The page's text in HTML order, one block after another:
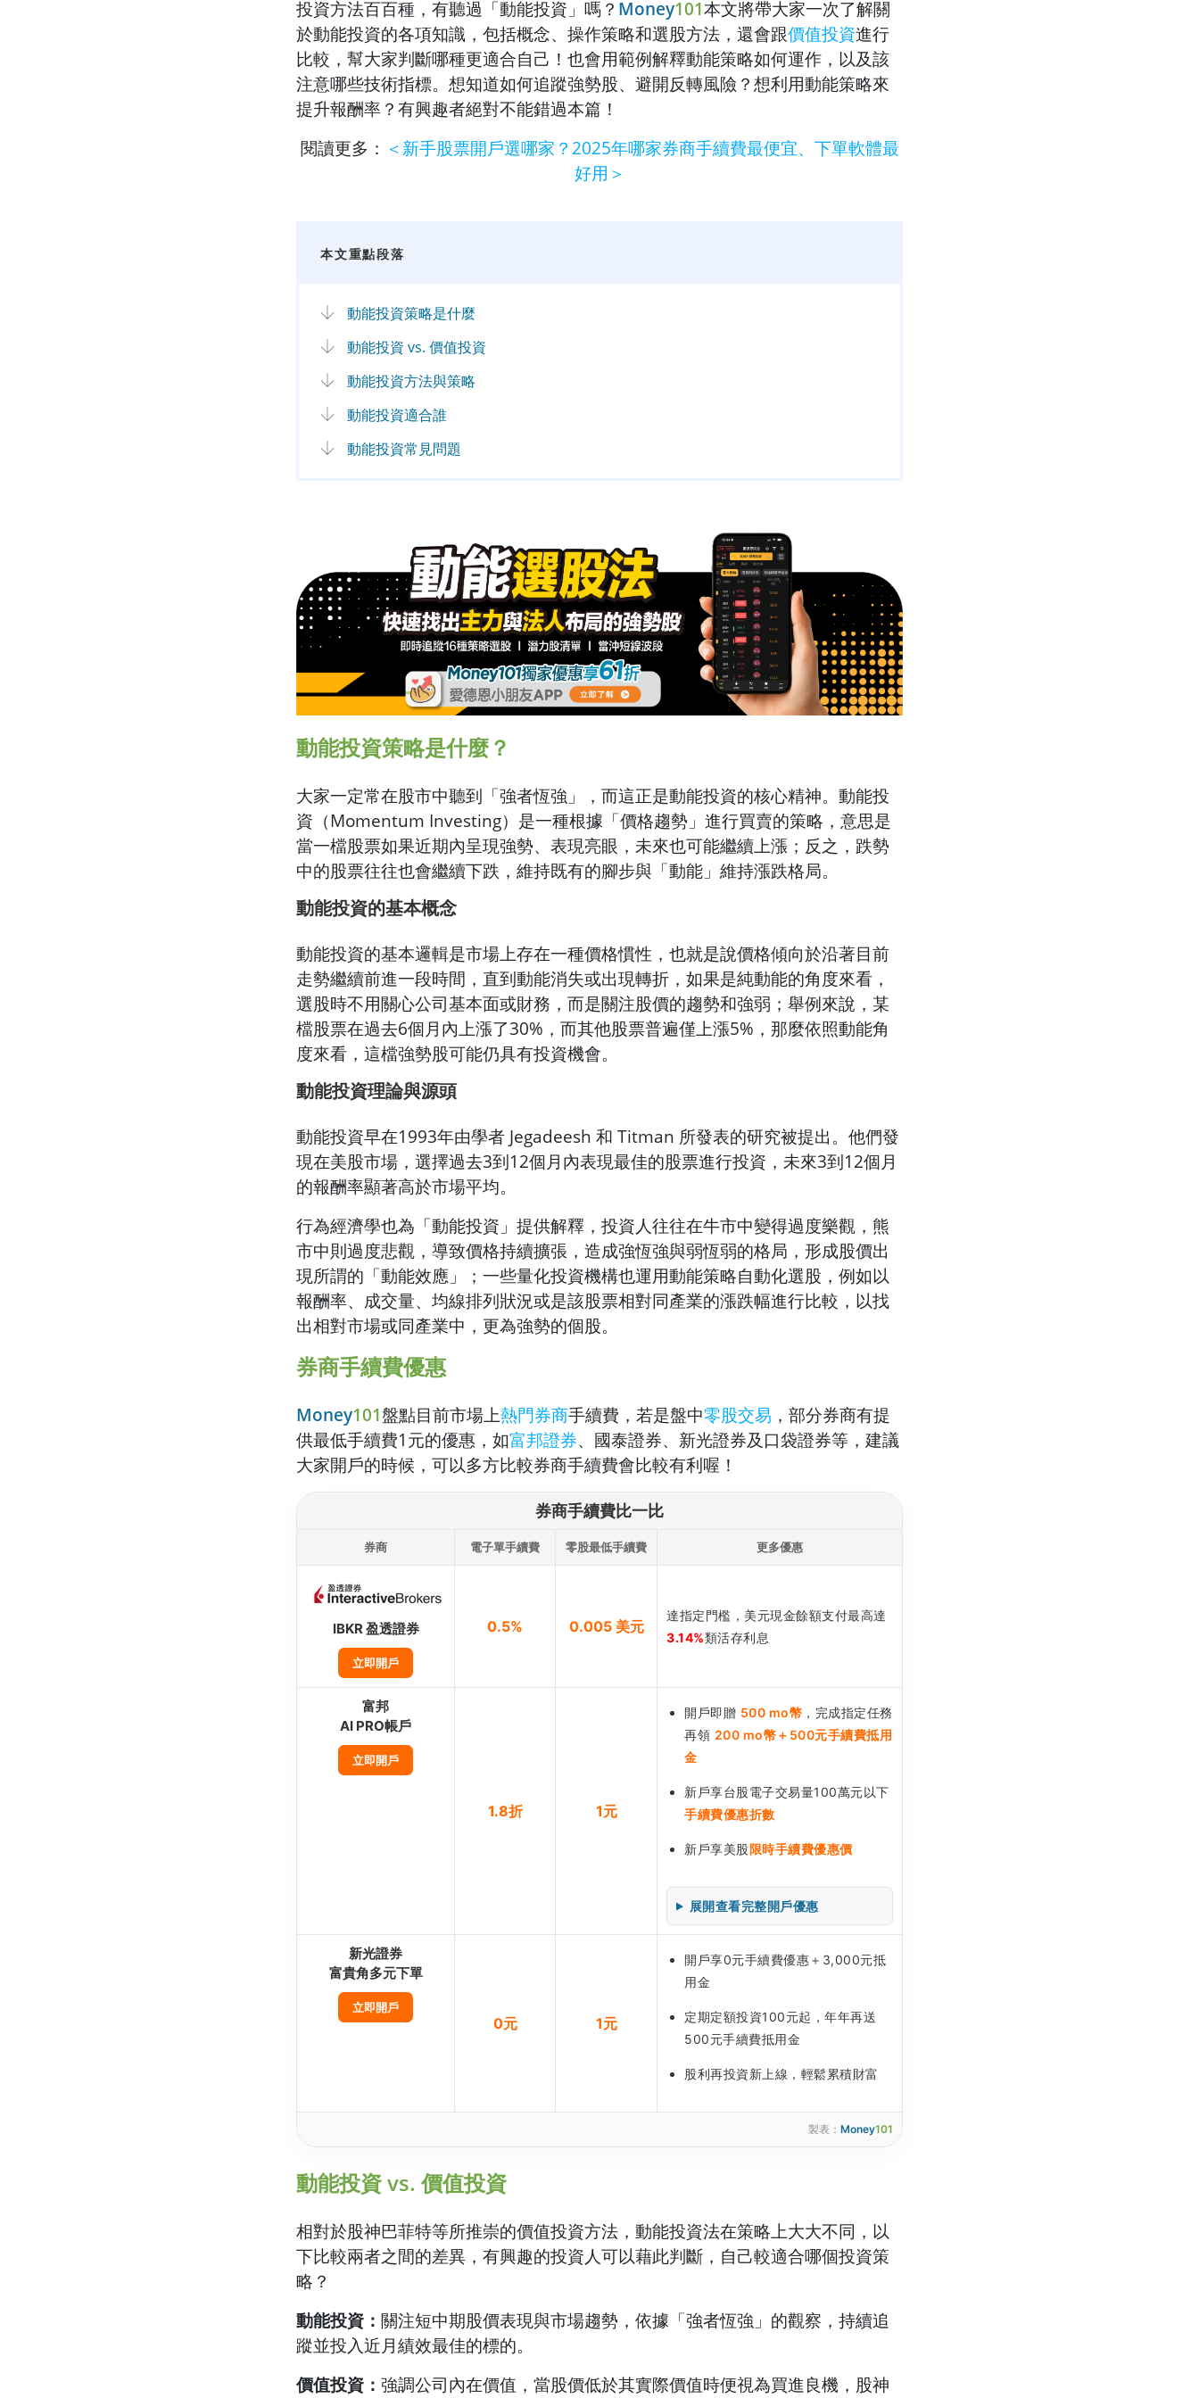
投資方法百百種，有聽過「動能投資」嗎？ Money101本文將帶大家一次了解關
於動能投資的各項知識，包括概念、操作策略和選股方法，還會跟價值投資進行
比較，幫大家判斷哪種更適合自己！也會用範例解釋動能策略如何運作，以及該
注意哪些技術指標。想知道如何追蹤強勢股、避開反轉風險？想利用動能策略來
提升報酬率？有興趣者絕對不能錯過本篇！
閱讀更多： ＜新手股票開戶選哪家？2025年哪家券商手續費最便宜、下單軟體最
好用＞
本文重點段落
動能投資策略是什麼
動能投資 vs. 價值投資
動能投資方法與策略
動能投資適合誰
動能投資常見問題
動能投資策略是什麼？
大家一定常在股市中聽到「強者恆強」，而這正是動能投資的核心精神。動能投
資（Momentum Investing）是一種根據「價格趨勢」進行買賣的策略，意思是
當一檔股票如果近期內呈現強勢、表現亮眼，未來也可能繼續上漲；反之，跌勢
中的股票往往也會繼續下跌，維持既有的腳步與「動能」維持漲跌格局。
動能投資的基本概念
動能投資的基本邏輯是市場上存在一種價格慣性，也就是說價格傾向於沿著目前
走勢繼續前進一段時間，直到動能消失或出現轉折，如果是純動能的角度來看，
選股時不用關心公司基本面或財務，而是關注股價的趨勢和強弱；舉例來說，某
檔股票在過去6個月內上漲了30%，而其他股票普遍僅上漲5%，那麼依照動能角
度來看，這檔強勢股可能仍具有投資機會。
動能投資理論與源頭
動能投資早在1993年由學者 Jegadeesh 和 Titman 所發表的研究被提出。他們發
現在美股市場，選擇過去3到12個月內表現最佳的股票進行投資，未來3到12個月
的報酬率顯著高於市場平均。
行為經濟學也為「動能投資」提供解釋，投資人往往在牛市中變得過度樂觀，熊
市中則過度悲觀，導致價格持續擴張，造成強恆強與弱恆弱的格局，形成股價出
現所謂的「動能效應」；一些量化投資機構也運用動能策略自動化選股，例如以
報酬率、成交量、均線排列狀況或是該股票相對同產業的漲跌幅進行比較，以找
出相對市場或同產業中，更為強勢的個股。
券商手續費優惠
Money101盤點目前市場上熱門券商手續費，若是盤中零股交易 ，部分券商有提
供最低手續費1元的優惠，如富邦證券、國泰證券、新光證券及 口袋證券等，建議
大家開戶的時候，可以多方比較券商手續費會比較有利喔！
券商手續費比一比
券商 電子單手續費 零股最低手續費 更多優惠
IBKR 盈透證券
立即開戶
0.5% 0.005 美元
達指定門檻，美元現金餘額支付最高達
3.14%類活存利息
富邦
AI PRO帳戶
立即開戶
1.8折 1元
開戶即贈 500 mo幣 ，完成指定任務
再領 200 mo幣＋500元手續費抵用
金
新戶享台股電子交易量100萬元以下
手續費優惠折數
新戶享美股限時手續費優惠價
展開查看完整開戶優惠
新光證券
富貴角多元下單
立即開戶
0元 1元
開戶享0元手續費優惠＋3,000元抵
用金
定期定額投資100元起，年年再送
500元手續費抵用金
股利再投資新上線，輕鬆累積財富
製表： Money101
動能投資 vs. 價值投資
相對於股神巴菲特等所推崇的價值投資方法，動能投資法在策略上大大不同，以
下比較兩者之間的差異，有興趣的投資人可以藉此判斷，自己較適合哪個投資策
略？
動能投資： 關注短中期股價表現與市場趨勢，依據「強者恆強」的觀察，持續追
蹤並投入近月績效最佳的標的。
價值投資： 強調公司內在價值，當股價低於其實際價值時便視為買進良機，股神